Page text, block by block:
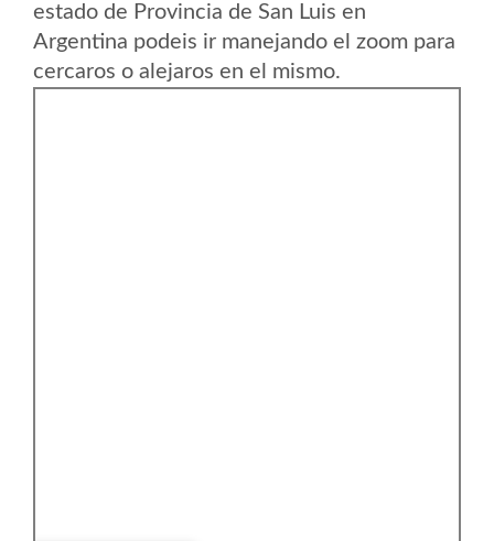
estado de Provincia de San Luis en
Argentina podeis ir manejando el zoom para
cercaros o alejaros en el mismo.